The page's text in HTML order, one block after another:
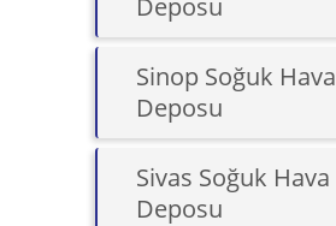
Deposu
Sinop Soğuk Hava
Deposu
Sivas Soğuk Hava
Deposu